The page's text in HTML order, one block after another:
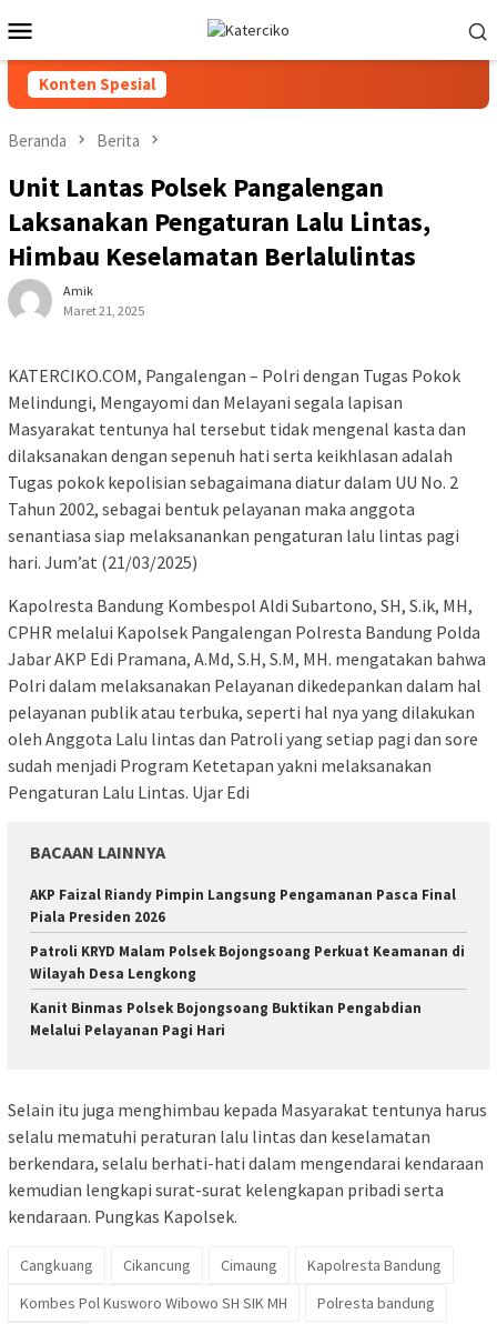
ke
kontenMobile
Konten Spesial
Beranda Berita
Unit Lantas Polsek Pangalengan
Laksanakan Pengaturan Lalu Lintas,
Himbau Keselamatan Berlalulintas
Amik
Maret 21, 2025
KATERCIKO.COM, Pangalengan – Polri dengan Tugas Pokok
Melindungi, Mengayomi dan Melayani segala lapisan
Masyarakat tentunya hal tersebut tidak mengenal kasta dan
dilaksanakan dengan sepenuh hati serta keikhlasan adalah
Tugas pokok kepolisian sebagaimana diatur dalam UU No. 2
Tahun 2002, sebagai bentuk pelayanan maka anggota
senantiasa siap melaksanankan pengaturan lalu lintas pagi
hari. Jum’at (21/03/2025)
Kapolresta Bandung Kombespol Aldi Subartono, SH, S.ik, MH,
CPHR melalui Kapolsek Pangalengan Polresta Bandung Polda
Jabar AKP Edi Pramana, A.Md, S.H, S.M, MH. mengatakan bahwa
Polri dalam melaksanakan Pelayanan dikedepankan dalam hal
pelayanan publik atau terbuka, seperti hal nya yang dilakukan
oleh Anggota Lalu lintas dan Patroli yang setiap pagi dan sore
sudah menjadi Program Ketetapan yakni melaksanakan
Pengaturan Lalu Lintas. Ujar Edi
BACAAN LAINNYA
AKP Faizal Riandy Pimpin Langsung Pengamanan Pasca Final
Piala Presiden 2026
Patroli KRYD Malam Polsek Bojongsoang Perkuat Keamanan di
Wilayah Desa Lengkong
Kanit Binmas Polsek Bojongsoang Buktikan Pengabdian
Melalui Pelayanan Pagi Hari
Selain itu juga menghimbau kepada Masyarakat tentunya harus
selalu mematuhi peraturan lalu lintas dan keselamatan
berkendara, selalu berhati-hati dalam mengendarai kendaraan
kemudian lengkapi surat-surat kelengkapan pribadi serta
kendaraan. Pungkas Kapolsek.
Cangkuang Cikancung Cimaung
Kapolresta Bandung
Kombes Pol Kusworo Wibowo SH SIK MH
Polresta bandung